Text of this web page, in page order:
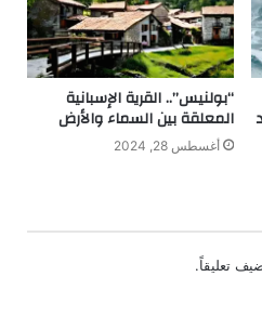
“بولنيس”.. القرية الإسبانية
المعلقة بين السماء والأرض
أغسطس 28, 2024
تعليقاً.